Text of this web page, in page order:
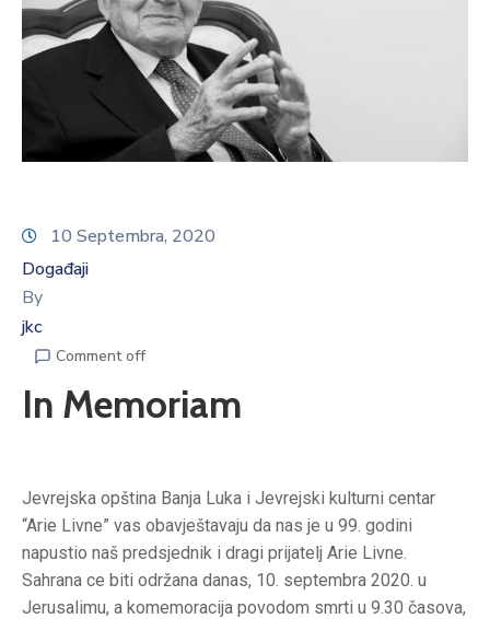
10 Septembra, 2020
Događaji
By
jkc
Comment off
In Memoriam
Jevrejska opština Banja Luka i Jevrejski kulturni centar
“Arie Livne” vas obavještavaju da nas je u 99. godini
napustio naš predsjednik i dragi prijatelj Arie Livne.
Sahrana ce biti održana danas, 10. septembra 2020. u
Jerusalimu, a komemoracija povodom smrti u 9.30 časova,